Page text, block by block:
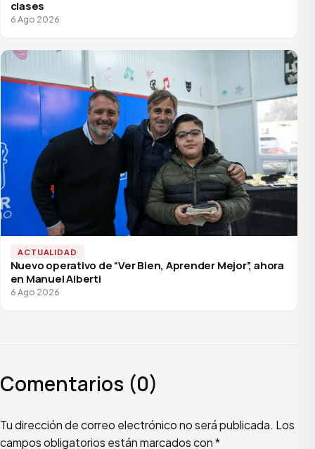
clases
6 Ago 2026
ACTUALIDAD
Nuevo operativo de “Ver Bien, Aprender Mejor”, ahora
en Manuel Alberti
6 Ago 2026
Comentarios (0)
Tu dirección de correo electrónico no será publicada. Los
campos obligatorios están marcados con*
Escribí tu comentario
Nombre
Email